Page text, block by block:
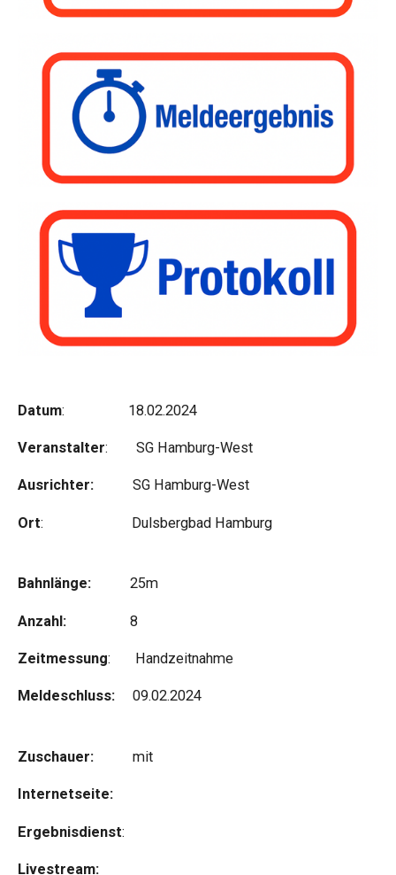
Datum: 18.02.2024
Veranstalter: SG Hamburg-West
Ausrichter: SG Hamburg-West
Ort: Dulsbergbad Hamburg
Bahnlänge: 25m
Anzahl: 8
Zeitmessung: Handzeitnahme
Meldeschluss: 09.02.2024
Zuschauer: mit
Internetseite:
Ergebnisdienst:
Livestream: